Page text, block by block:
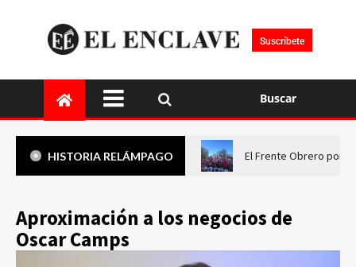
Suscríbete
Buscar
HISTORIA RELÁMPAGO El Frente Obrero pone
Aproximación a los negocios de
Oscar Camps